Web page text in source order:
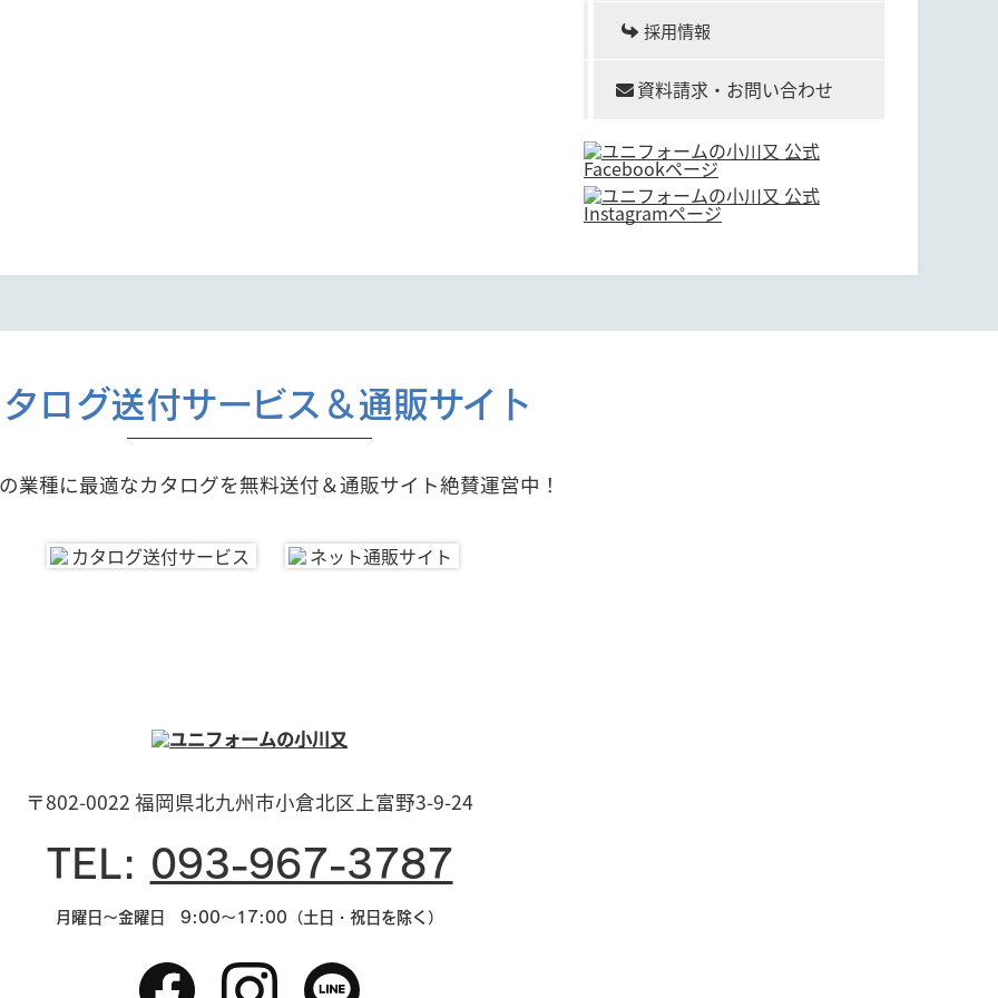
採用情報
資料請求・お問い合わせ
ログ送付サービス＆通販サイト
業種に最適なカタログを無料送付＆通販サイト絶賛運営中！
〒802-0022 福岡県北九州市小倉北区上富野3-9-24
TEL: 093-967-3787
月曜日～金曜日 9:00～17:00（土日・祝日を除く）